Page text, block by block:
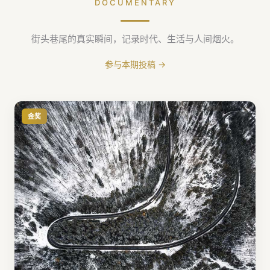
DOCUMENTARY
街头巷尾的真实瞬间，记录时代、生活与人间烟火。
参与本期投稿 →
金奖